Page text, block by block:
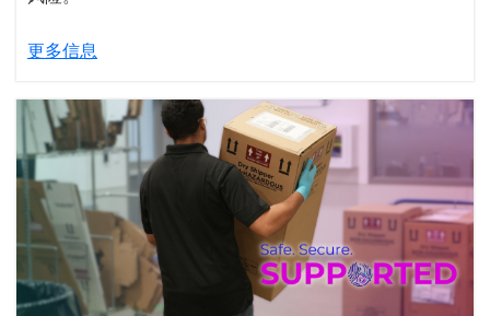
更多信息